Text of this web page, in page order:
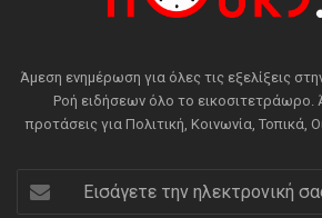
Άμεση ενημέρωση για όλες τις εξελίξεις
Ροή ειδήσεων όλο το εικοσιτετράωρο.
προτάσεις για Πολιτική, Κοινωνία, Τοπικά,
Εισάγετε
την